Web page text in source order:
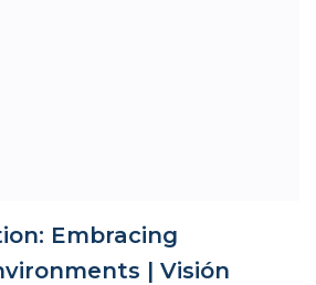
Embracing
| Visión